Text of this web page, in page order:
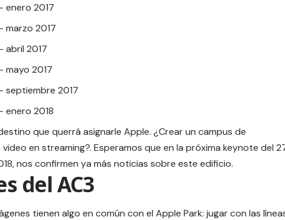
enero 2017
marzo 2017
abril 2017
mayo 2017
septiembre 2017
enero 2018
que querrá asignarle Apple. ¿Crear un campus de
en streaming?. Esperamos que en la próxima keynote del
nos confirmen ya más noticias sobre este edificio.
del AC3
tienen algo en común con el Apple Park: jugar con las